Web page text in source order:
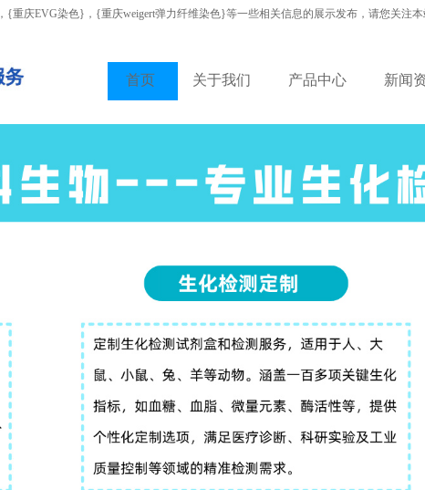
，{重庆EVG染色}，{重庆weigert弹力纤维染色}等一些相关信息的展示发布，请您关注本
首页 关于我们 产品中心 新闻